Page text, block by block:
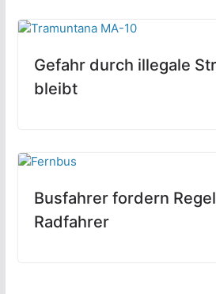
Gefahr durch illegale
bleibt
Busfahrer fordern
Radfahrer